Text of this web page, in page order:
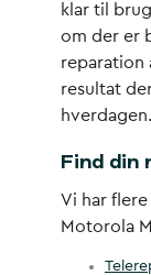
klar til
om der er
reparation
resultat
hverdagen.
Find
Vi har
Motorola